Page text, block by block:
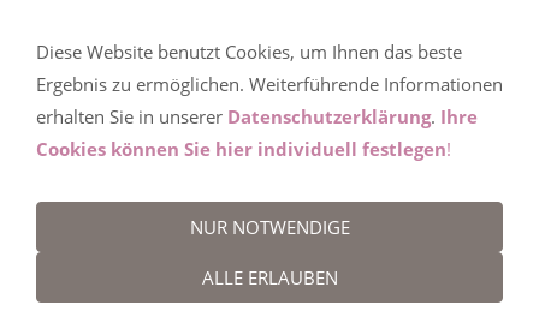
USA
Amerika. Da Reisen in die USA doch immer sehr
individuell sind, möchte ich Sie bitten mir Ihre konkrete
Reisewünsche per Telefon oder Mail mitzuteilen. Gerne
Diese Website benutzt Cookies, um Ihnen das beste
Ergebnis zu ermöglichen. Weiterführende Informationen
erhalten Sie in unserer Datenschutzerklärung. Ihre
Cookies können Sie hier individuell festlegen!
NUR NOTWENDIGE
ALLE ERLAUBEN